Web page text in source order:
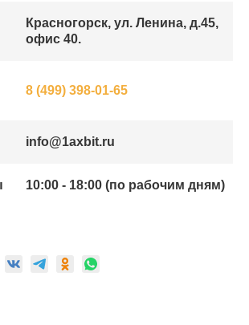
Красногорск, ул. Ленина, д.45,
офис 40.
8 (499) 398-01-65
info@1axbit.ru
10:00 - 18:00 (по рабочим дням)